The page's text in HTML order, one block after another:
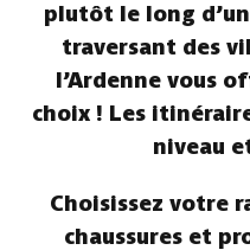
plutôt le long
traversant des
l’Ardenne vous
choix ! Les
niveau
Choisissez votre
chaussures et